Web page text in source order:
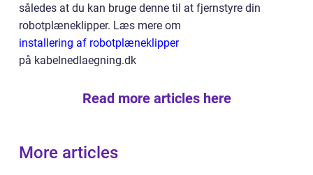
således at du kan bruge denne til at fjernstyre din
robotplæneklipper. Læs mere om
installering af robotplæneklipper
på kabelnedlaegning.dk
Read more articles here
More articles